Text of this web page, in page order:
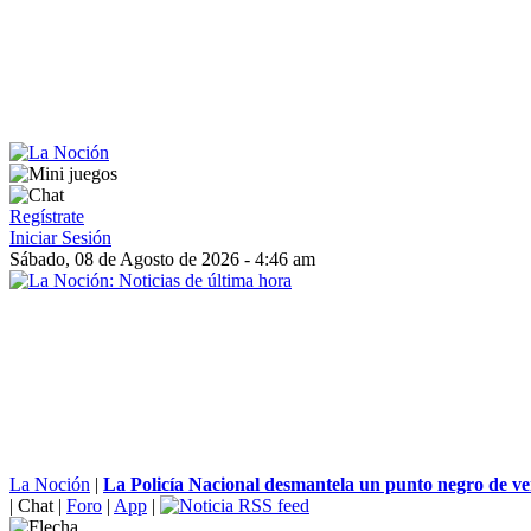
Regístrate
Iniciar Sesión
Sábado, 08 de Agosto de 2026 - 4:46 am
La Noción | La Policía Nacional desmantela un punto negro de
| Chat | Foro | App |